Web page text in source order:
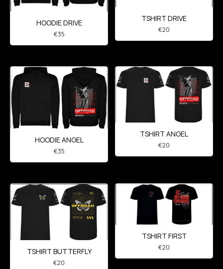
HOODIE DRIVE
€35
TSHIRT DRIVE
€20
HOODIE ANGEL
€35
TSHIRT ANGEL
€20
TSHIRT BUTTERFLY
€20
TSHIRT FIRST
€20